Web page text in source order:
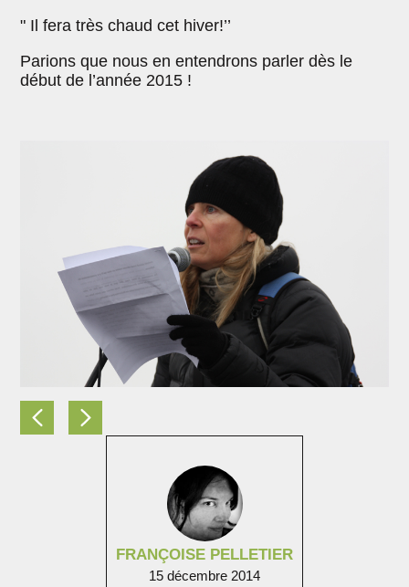
FRANÇOISE PELLETIER
15 décembre 2014
" Il fera très chaud cet hiver!’’
Parions que nous en entendrons parler dès le
début de l’année 2015 !